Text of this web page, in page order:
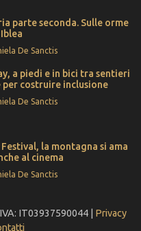
parte seconda. Sulle orme
De Sanctis
a piedi e in bici tra sentieri
per costruire inclusione
De Sanctis
la montagna si ama
al cinema
De Sanctis
IT03937590044 | Privacy